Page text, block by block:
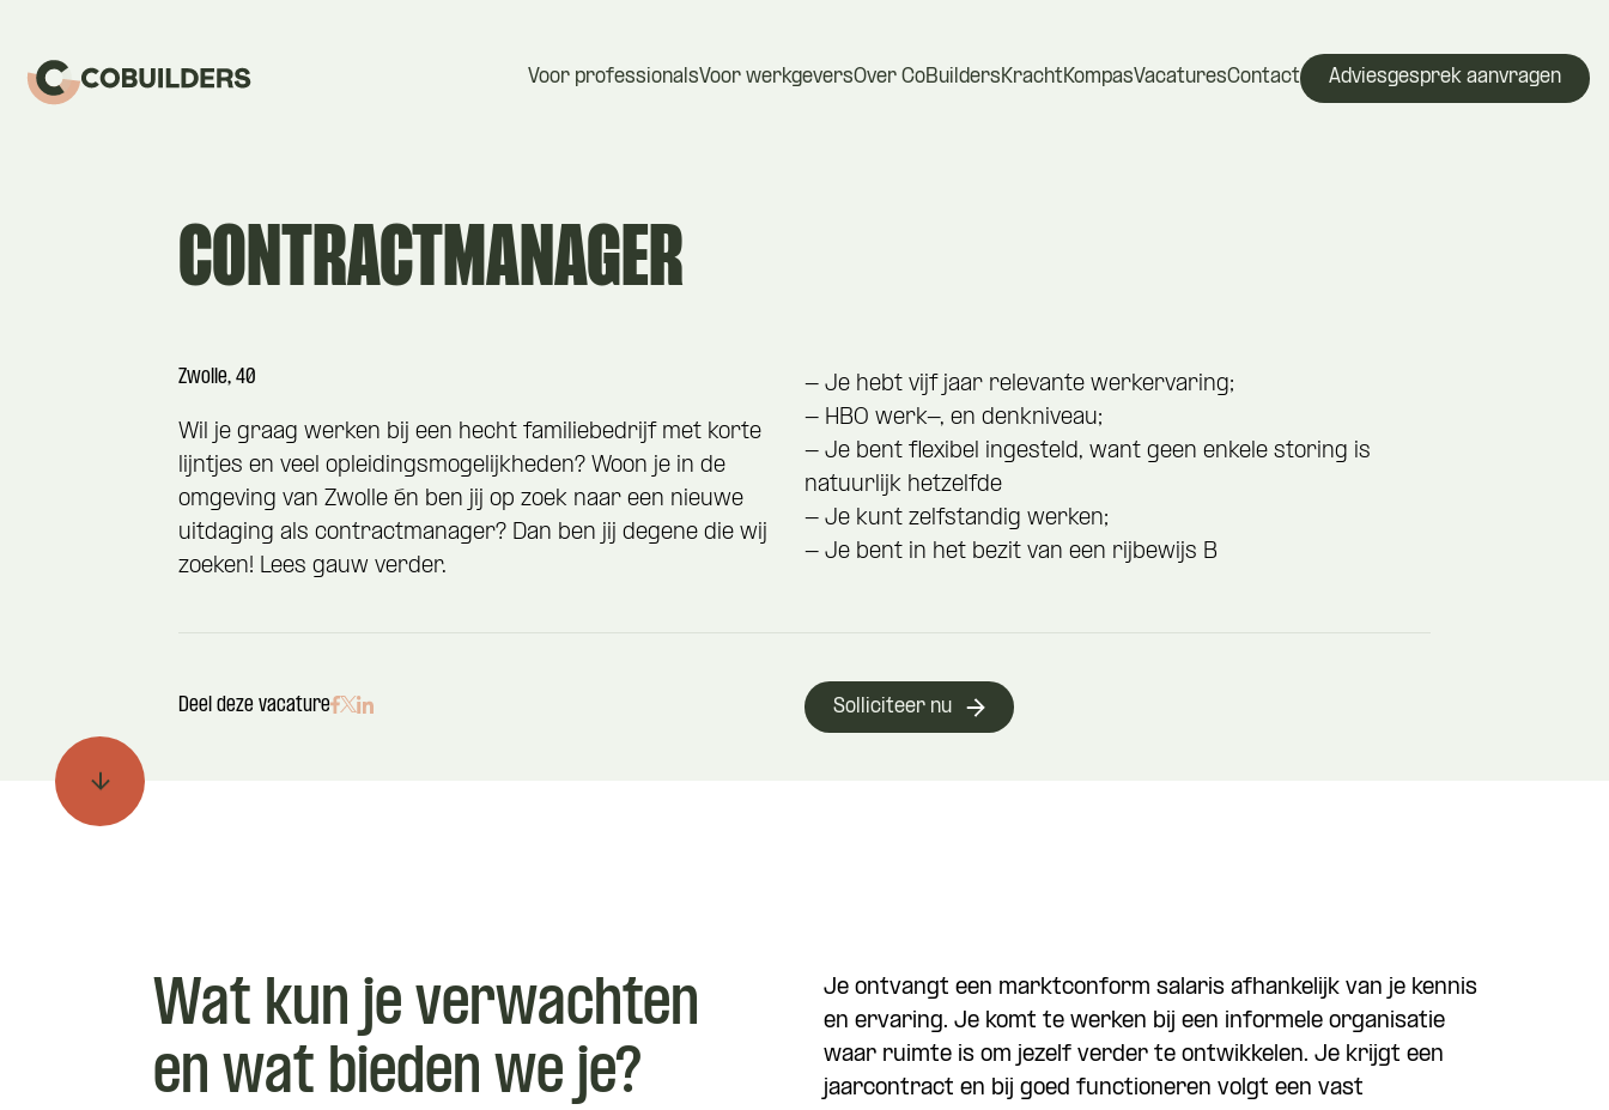
Voor professionalsVoor werkgeversOver CoBuildersKrachtKompasVacaturesContact Adviesgesprek aanvragen
CONTRACTMANAGER
Zwolle, 40
Wil je graag werken bij een hecht familiebedrijf met korte
lijntjes en veel opleidingsmogelijkheden? Woon je in de
omgeving van Zwolle én ben jij op zoek naar een nieuwe
uitdaging als contractmanager? Dan ben jij degene die wij
zoeken! Lees gauw verder.
- Je hebt vijf jaar relevante werkervaring;
- HBO werk-, en denkniveau;
- Je bent flexibel ingesteld, want geen enkele storing is
natuurlijk hetzelfde
- Je kunt zelfstandig werken;
- Je bent in het bezit van een rijbewijs B
Deel deze vacature Solliciteer nu
Wat kun je verwachten
en wat bieden we je?
Je ontvangt een marktconform salaris afhankelijk van je kennis
en ervaring. Je komt te werken bij een informele organisatie
waar ruimte is om jezelf verder te ontwikkelen. Je krijgt een
jaarcontract en bij goed functioneren volgt een vast